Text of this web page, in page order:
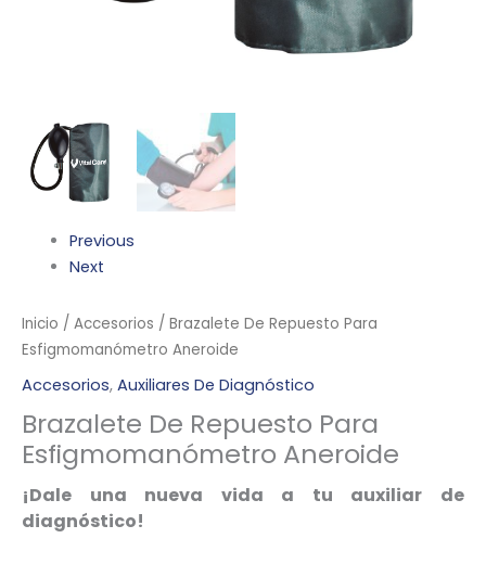
Previous
Next
Inicio / Accesorios / Brazalete De Repuesto Para
Esfigmomanómetro Aneroide
Accesorios, Auxiliares De Diagnóstico
Brazalete De Repuesto Para
Esfigmomanómetro Aneroide
¡Dale una nueva vida a tu auxiliar de
diagnóstico!